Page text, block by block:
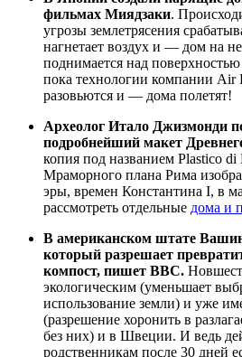
фильмах Миядзаки.
угрозы землетрясения
нагнетает воздух и — дом на
поднимается над
пока технологии компании Air
разовьются и — дома полетят!
Археолог Итало Джизмонди
подробнейший макет
копия под названием Plastico di
Мраморного плана Рима
эры, времен Константина I, в
рассмотреть отдельные дома и
В американском штате
который разрешает
компост, пишет ВВС.
экологическим (уменьшает
использование земли) и уже
(разрешение хоронить в
без них) и в Швеции. И ведь
родственникам после 30 дней